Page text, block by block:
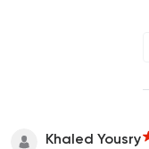
Khaled Yousry